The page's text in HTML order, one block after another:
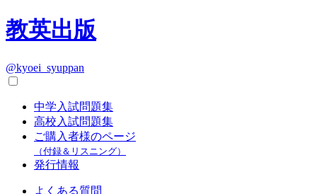
教英出版
@kyoei_syuppan
中学入試問題集
高校入試問題集
ご購入者様のページ
（付録＆リスニング）
発行情報
よくある質問